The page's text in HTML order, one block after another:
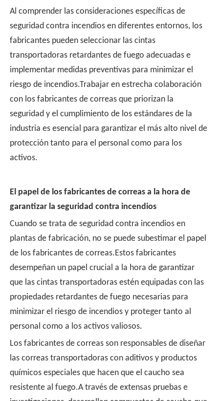
Al comprender las consideraciones específicas de
seguridad contra incendios en diferentes entornos, los
fabricantes pueden seleccionar las cintas
transportadoras retardantes de fuego adecuadas e
implementar medidas preventivas para minimizar el
riesgo de incendios.Trabajar en estrecha colaboración
con los fabricantes de correas que priorizan la
seguridad y el cumplimiento de los estándares de la
industria es esencial para garantizar el más alto nivel de
protección tanto para el personal como para los
activos.
El papel de los fabricantes de correas a la hora de
garantizar la seguridad contra incendios
Cuando se trata de seguridad contra incendios en
plantas de fabricación, no se puede subestimar el papel
de los fabricantes de correas.Estos fabricantes
desempeñan un papel crucial a la hora de garantizar
que las cintas transportadoras estén equipadas con las
propiedades retardantes de fuego necesarias para
minimizar el riesgo de incendios y proteger tanto al
personal como a los activos valiosos.
Los fabricantes de correas son responsables de diseñar
las correas transportadoras con aditivos y productos
químicos especiales que hacen que el caucho sea
resistente al fuego.A través de extensas pruebas e